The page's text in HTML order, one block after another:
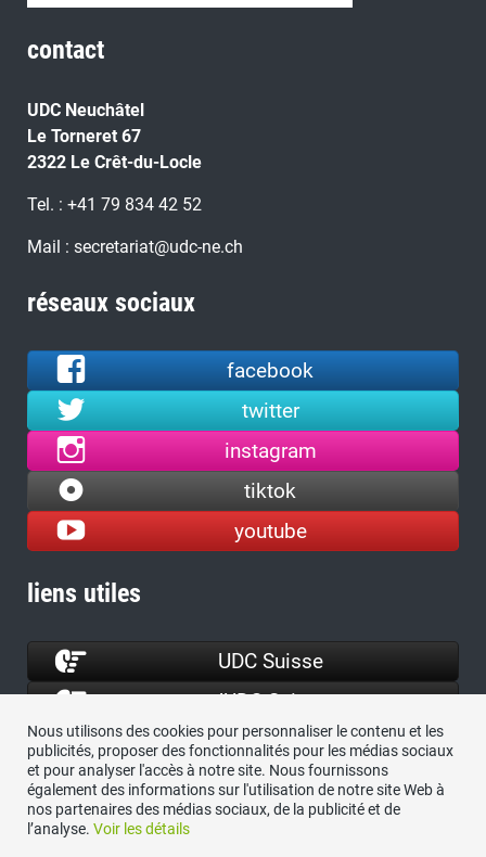
contact
UDC Neuchâtel
Le Torneret 67
2322 Le Crêt-du-Locle
Tel. : +41 79 834 42 52
Mail : secretariat@udc-ne.ch
réseaux sociaux
facebook
twitter
instagram
tiktok
youtube
liens utiles
UDC Suisse
JUDC Suisse
ProTELL
ASIN
Nous utilisons des cookies pour personnaliser le contenu et les
publicités, proposer des fonctionnalités pour les médias sociaux
et pour analyser l'accès à notre site. Nous fournissons
également des informations sur l'utilisation de notre site Web à
nos partenaires des médias sociaux, de la publicité et de
l’analyse. Voir les détails